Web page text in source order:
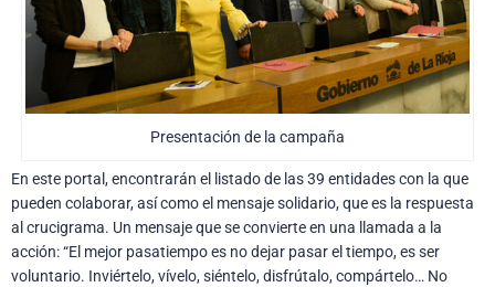
Presentación de la campaña
En este portal, encontrarán el listado de las 39 entidades con la que
pueden colaborar, así como el mensaje solidario, que es la respuesta
al crucigrama. Un mensaje que se convierte en una llamada a la
acción: “El mejor pasatiempo es no dejar pasar el tiempo, es ser
voluntario. Inviértelo, vívelo, siéntelo, disfrútalo, compártelo… No